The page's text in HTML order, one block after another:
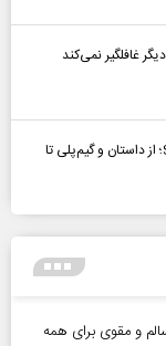
غافلگیر نمی‌کند
بررسی بازی Silent Hill: Townfall؛ از داستان و گیم‌پلی تا
صبحانه سریع، سالم و مقوی برای همه